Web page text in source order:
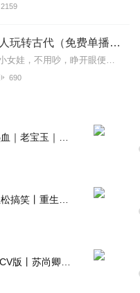
2159
空间小农女｜穿越强人玩转古代（免费单播）
【内容简介】重生，穿成小女娃，不用吵，睁开眼便分了家，还附带个灵液、灵泉的空间！赚大发了！各种极品必须的装备！不过，可不可以不要这么多啊！渣爹、后娘的娃太可怜！...
690